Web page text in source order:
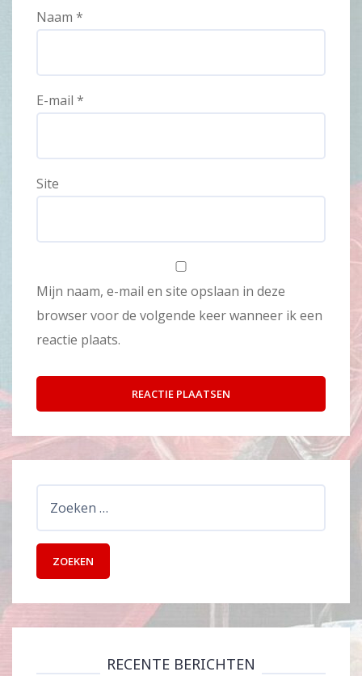
Naam *
E-mail *
Site
Mijn naam, e-mail en site opslaan in deze
browser voor de volgende keer wanneer ik een
reactie plaats.
RECENTE BERICHTEN